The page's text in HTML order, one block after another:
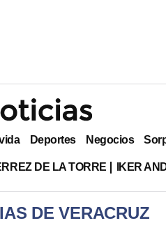
Deportes Negocios
DE LA TORRE IKER
DE VERACRUZ